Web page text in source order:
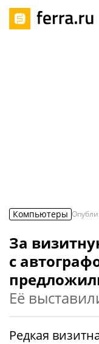
Компьютеры
За
с
Её
Редкая